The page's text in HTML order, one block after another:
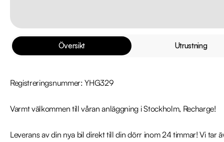
Översikt Utrustning
Registreringsnummer: YHG329
Varmt välkommen till våran anläggning i Stockholm, Recharge!
Leverans av din nya bil direkt till din dörr inom 24 timmar! Vi tar